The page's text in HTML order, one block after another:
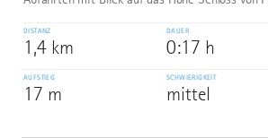
DISTANZ
1,4 km
DAUER
0:17 h
AUFSTIEG
17 m
SCHWIERIGKEIT
mittel